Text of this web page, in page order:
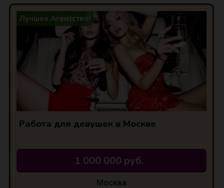
Лучшее Агентство!
Работа для девушек в Москве
1 000 000 руб.
Москва